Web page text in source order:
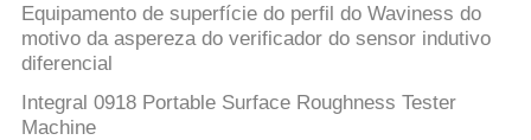
Equipamento de superfície do perfil do Waviness do
motivo da aspereza do verificador do sensor indutivo
diferencial
Integral 0918 Portable Surface Roughness Tester
Machine